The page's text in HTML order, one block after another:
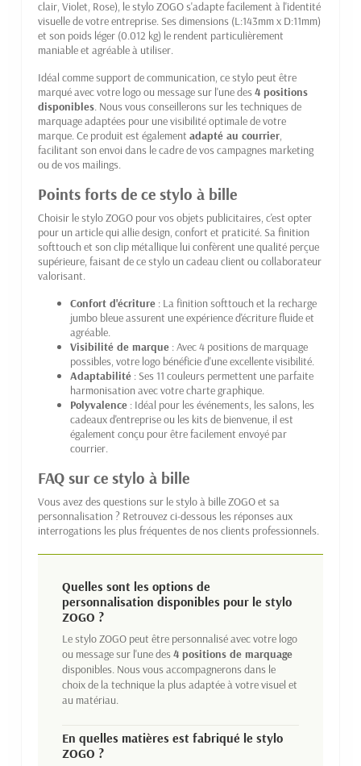
clair, Violet, Rose), le stylo ZOGO s'adapte facilement à l'identité
visuelle de votre entreprise. Ses dimensions (L:143mm x D:11mm)
et son poids léger (0.012 kg) le rendent particulièrement
maniable et agréable à utiliser.
Idéal comme support de communication, ce stylo peut être
marqué avec votre logo ou message sur l'une des4 positions
disponibles. Nous vous conseillerons sur les techniques de
marquage adaptées pour une visibilité optimale de votre
marque. Ce produit est également adapté au courrier,
facilitant son envoi dans le cadre de vos campagnes marketing
ou de vos mailings.
Points forts de ce stylo à bille
Choisir le stylo ZOGO pour vos objets publicitaires, c'est opter
pour un article qui allie design, confort et praticité. Sa finition
softtouch et son clip métallique lui confèrent une qualité perçue
supérieure, faisant de ce stylo un cadeau client ou collaborateur
valorisant.
Confort d'écriture : La finition softtouch et la recharge
jumbo bleue assurent une expérience d'écriture fluide et
agréable.
Visibilité de marque : Avec 4 positions de marquage
possibles, votre logo bénéficie d'une excellente visibilité.
Adaptabilité : Ses 11 couleurs permettent une parfaite
harmonisation avec votre charte graphique.
Polyvalence : Idéal pour les événements, les salons, les
cadeaux d'entreprise ou les kits de bienvenue, il est
également conçu pour être facilement envoyé par
courrier.
FAQ sur ce stylo à bille
Vous avez des questions sur le stylo à bille ZOGO et sa
personnalisation ? Retrouvez ci-dessous les réponses aux
interrogations les plus fréquentes de nos clients professionnels.
Quelles sont les options de
personnalisation disponibles pour le stylo
ZOGO ?
Le stylo ZOGO peut être personnalisé avec votre logo
ou message sur l'une des4 positions de marquage
disponibles. Nous vous accompagnerons dans le
choix de la technique la plus adaptée à votre visuel et
au matériau.
En quelles matières est fabriqué le stylo
ZOGO ?